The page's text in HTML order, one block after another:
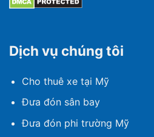
Dịch vụ chúng tôi
Cho thuê xe tại Mỹ
Đưa đón sân bay
Đưa đón phi trường Mỹ